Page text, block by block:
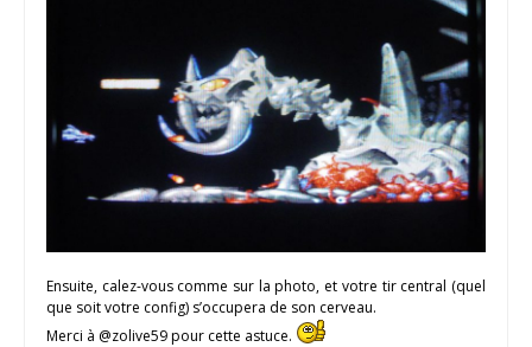
Ensuite, calez-vous comme sur la photo, et votre tir central (quel
que soit votre config) s’occupera de son cerveau.
Merci à @zolive59 pour cette astuce.